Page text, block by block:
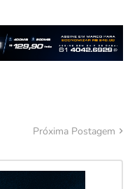
Próxima Postagem